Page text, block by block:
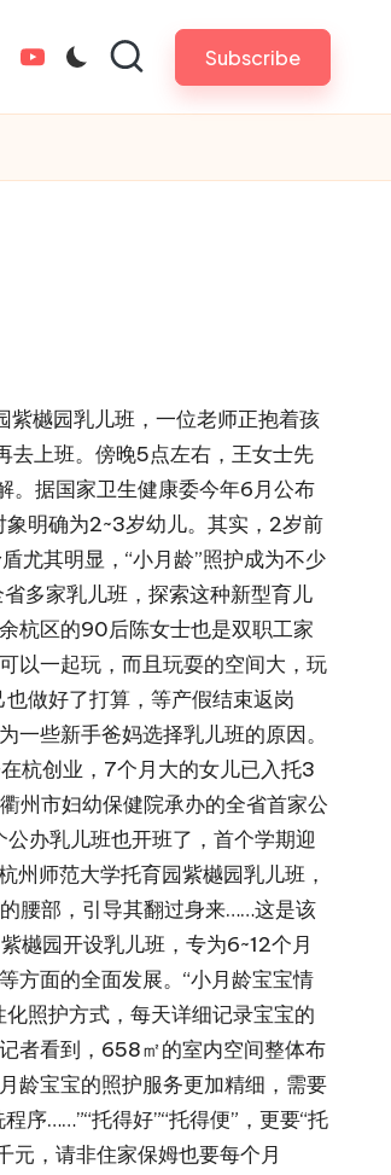
youtube.com Subscribe
紫樾园乳儿班，一位老师正抱着孩
去上班。傍晚5点左右，王女士先
。据国家卫生健康委今年6月公布
明确为2~3岁幼儿。其实，2岁前
尤其明显，“小月龄”照护成为不少
多家乳儿班，探索这种新型育儿
杭区的90后陈女士也是双职工家
以一起玩，而且玩耍的空间大，玩
做好了打算，等产假结束返岗
些新手爸妈选择乳儿班的原因。
杭创业，7个月大的女儿已入托3
州市妇幼保健院承办的全省首家公
办乳儿班也开班了，首个学期迎
州师范大学托育园紫樾园乳儿班，
腰部，引导其翻过身来……这是该
樾园开设乳儿班，专为6~12个月
方面的全面发展。“小月龄宝宝情
照护方式，每天详细记录宝宝的
者看到，658㎡的室内空间整体布
龄宝宝的照护服务更加精细，需要
序……”“托得好”“托得便”，更要“托
元，请非住家保姆也要每个月